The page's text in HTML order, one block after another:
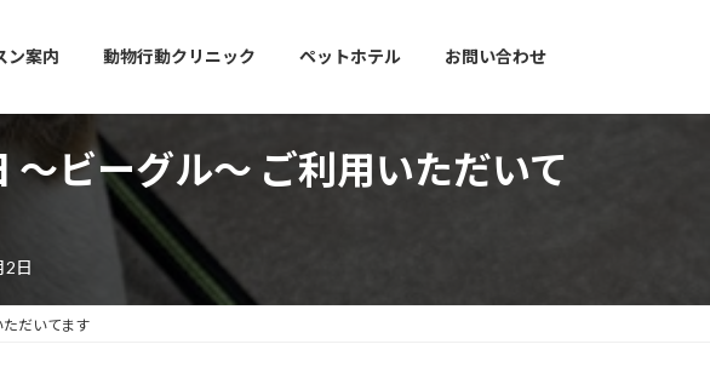
ン案内 動物行動クリニック ペットホテル お問い合わせ
ビーグル～ ご利用いただいて
2日
だいてます